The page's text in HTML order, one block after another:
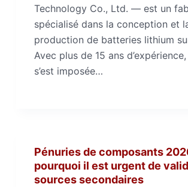
Technology Co., Ltd. — est un
spécialisé dans la conception et
production de batteries lithium
Avec plus de 15 ans
s’est imposée…
Pénuries de composants
pourquoi il est urgent de
sources secondaires